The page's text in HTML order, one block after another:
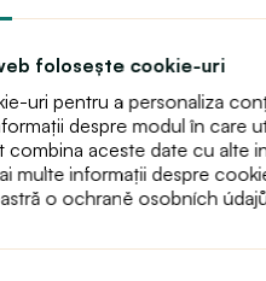
folosește cookie-uri
uri pentru a personaliza
despre modul în care
combina aceste date cu alte
multe informații despre
o ochraně osobních
Istoric comenzi